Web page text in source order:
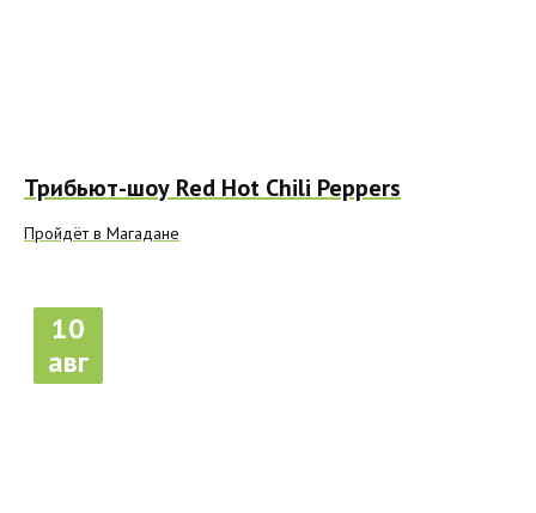
Трибьют-шоу Red Hot Chili Peppers
Пройдёт в Магадане
10
авг